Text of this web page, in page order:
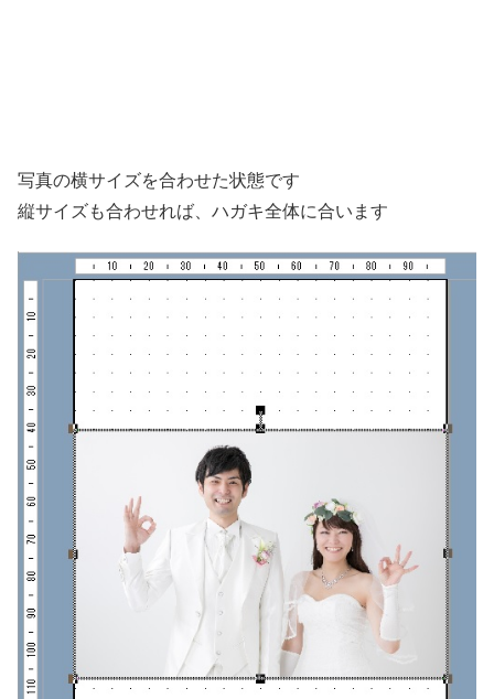
写真の横サイズを合わせた状態です
縦サイズも合わせれば、ハガキ全体に合います